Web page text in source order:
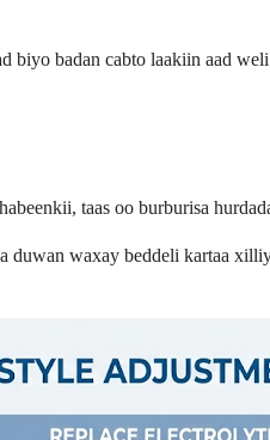
badan cabto laakiin aad
taas oo burburisa
waxay beddeli kartaa